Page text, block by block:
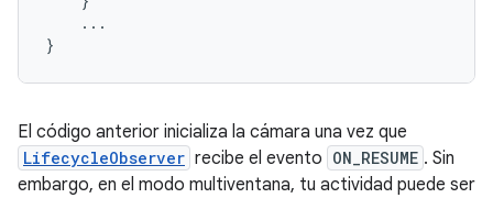
...
}
El código anterior inicializa la cámara una vez que
LifecycleObserver recibe el evento ON_RESUME . Sin
embargo, en el modo multiventana, tu actividad puede ser